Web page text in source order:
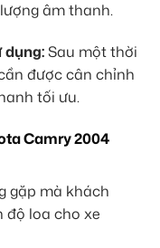
âm thanh.
dụng:Sau một thời
được cân chỉnh
tối ưu.
Camry 2004
gặp mà khách
độ loa cho xe